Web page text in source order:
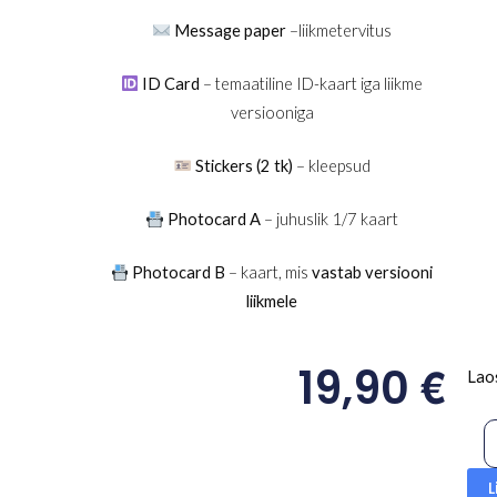
Message paper–liikmetervitus
ID Card – temaatiline ID-kaart iga liikme
versiooniga
Stickers (2 tk) – kleepsud
Photocard A– juhuslik 1/7 kaart
Photocard B – kaart, misvastab versiooni
liikmele
19,90€